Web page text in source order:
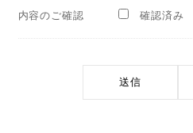
内容のご確認 確認済み